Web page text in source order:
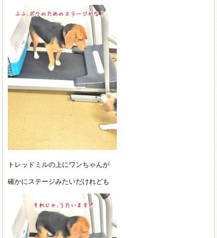
トレッドミルの上にワンちゃんが
確かにステージみたいだけれども